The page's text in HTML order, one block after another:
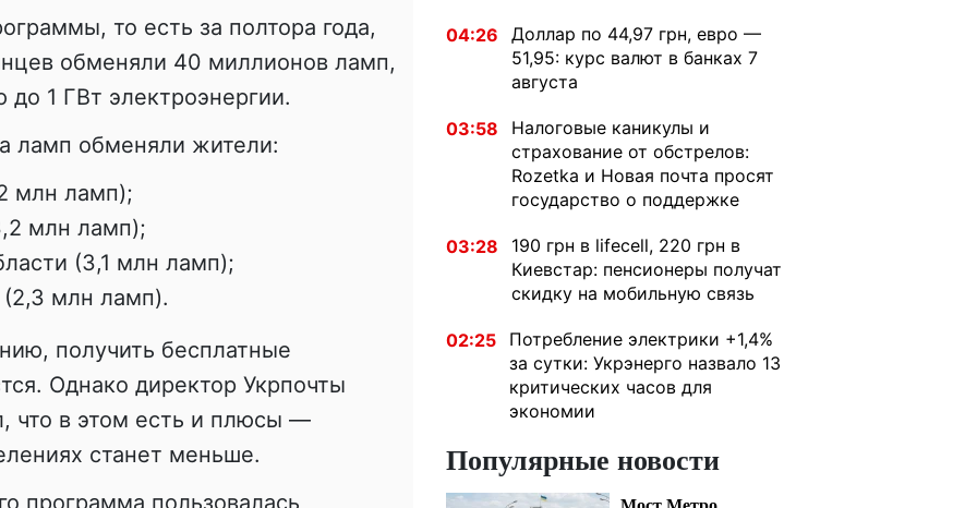
то есть за полтора года,
обменяли 40 миллионов ламп,
1 ГВт электроэнергии.
ламп обменяли жители:
млн ламп);
млн ламп);
(3,1 млн ламп);
(2,3 млн ламп).
получить бесплатные
Однако директор Укрпочты
что в этом есть и плюсы —
станет меньше.
программа пользовалась
04:26
Доллар по 44,97 грн, евро —
51,95: курс валют в банках 7
августа
03:58
Налоговые каникулы и
страхование от обстрелов:
Rozetka и Новая почта просят
государство о поддержке
03:28
190 грн в lifecell, 220 грн в
Киевстар: пенсионеры получат
скидку на мобильную связь
02:25
Потребление электрики +1,4%
за сутки: Укрэнерго назвало 13
критических часов для
экономии
Популярные новости